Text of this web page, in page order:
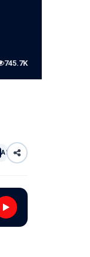
745.7K
AI